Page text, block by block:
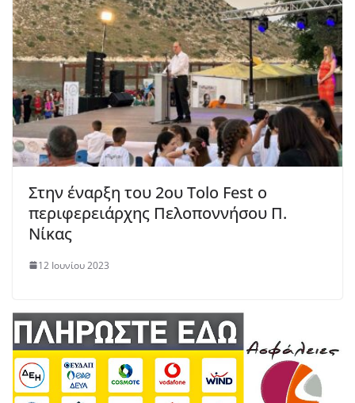
Στην έναρξη του 2ου Tolo Fest ο
περιφερειάρχης Πελοποννήσου Π.
Νίκας
12 Ιουνίου 2023